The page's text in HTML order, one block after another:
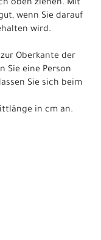
oben ziehen. Mit
wenn Sie darauf
wird.
Oberkante der
Sie eine Person
Sie sich beim
in cm an.